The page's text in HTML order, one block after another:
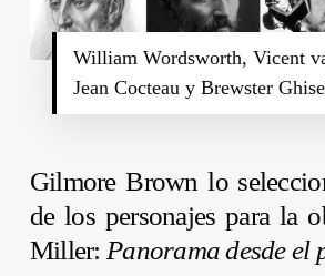
William Wordsworth, Vicent
Jean Cocteau y Brewster
Gilmore Brownlo
de los personajes para la
Miller: Panorama desde el